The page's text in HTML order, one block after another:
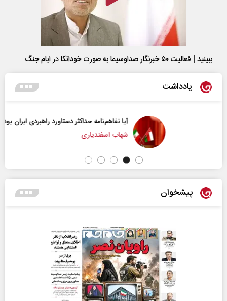
ببینید | فعالیت ۵۰ خبرنگار صداوسیما به صورت خوداتکا در ایام جنگ
یادداشت
آیا تفاهم‌نامه حداکثر دستاورد راهبردی ایران بود؟
شهاب اسفندیاری
پیشخوان